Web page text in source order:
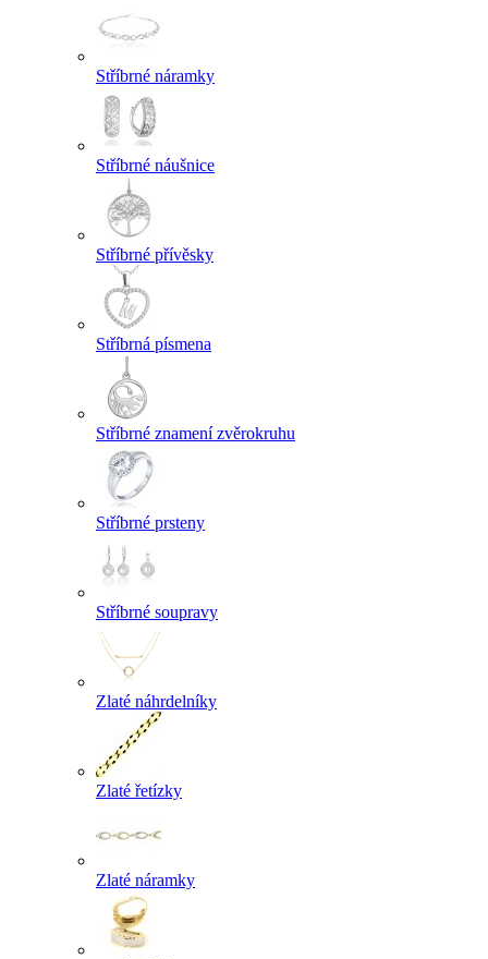
Stříbrné náramky
Stříbrné náušnice
Stříbrné přívěsky
Stříbrná písmena
Stříbrné znamení zvěrokruhu
Stříbrné prsteny
Stříbrné soupravy
Zlaté náhrdelníky
Zlaté řetízky
Zlaté náramky